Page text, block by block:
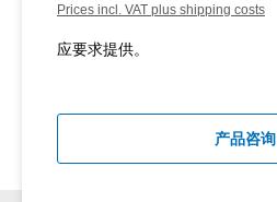
Prices incl. VAT plus shipping costs
应要求提供。
产品咨询